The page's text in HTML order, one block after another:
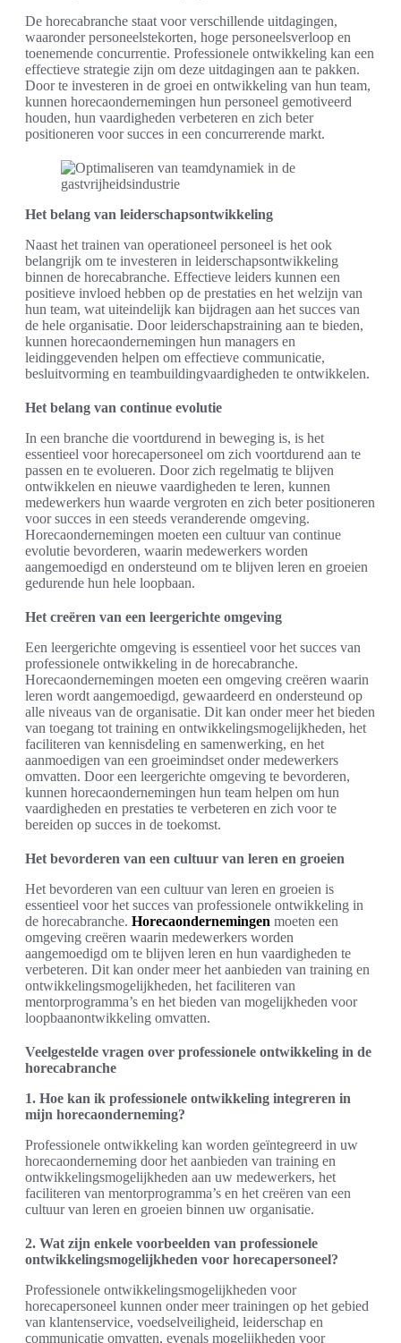
De horecabranche staat voor verschillende uitdagingen,
waaronder personeelstekorten, hoge personeelsverloop en
toenemende concurrentie. Professionele ontwikkeling kan een
effectieve strategie zijn om deze uitdagingen aan te pakken.
Door te investeren in de groei en ontwikkeling van hun team,
kunnen horecaondernemingen hun personeel gemotiveerd
houden, hun vaardigheden verbeteren en zich beter
positioneren voor succes in een concurrerende markt.
Het belang van leiderschapsontwikkeling
Naast het trainen van operationeel personeel is het ook
belangrijk om te investeren in leiderschapsontwikkeling
binnen de horecabranche. Effectieve leiders kunnen een
positieve invloed hebben op de prestaties en het welzijn van
hun team, wat uiteindelijk kan bijdragen aan het succes van
de hele organisatie. Door leiderschapstraining aan te bieden,
kunnen horecaondernemingen hun managers en
leidinggevenden helpen om effectieve communicatie,
besluitvorming en teambuildingvaardigheden te ontwikkelen.
Het belang van continue evolutie
In een branche die voortdurend in beweging is, is het
essentieel voor horecapersoneel om zich voortdurend aan te
passen en te evolueren. Door zich regelmatig te blijven
ontwikkelen en nieuwe vaardigheden te leren, kunnen
medewerkers hun waarde vergroten en zich beter positioneren
voor succes in een steeds veranderende omgeving.
Horecaondernemingen moeten een cultuur van continue
evolutie bevorderen, waarin medewerkers worden
aangemoedigd en ondersteund om te blijven leren en groeien
gedurende hun hele loopbaan.
Het creëren van een leergerichte omgeving
Een leergerichte omgeving is essentieel voor het succes van
professionele ontwikkeling in de horecabranche.
Horecaondernemingen moeten een omgeving creëren waarin
leren wordt aangemoedigd, gewaardeerd en ondersteund op
alle niveaus van de organisatie. Dit kan onder meer het bieden
van toegang tot training en ontwikkelingsmogelijkheden, het
faciliteren van kennisdeling en samenwerking, en het
aanmoedigen van een groeimindset onder medewerkers
omvatten. Door een leergerichte omgeving te bevorderen,
kunnen horecaondernemingen hun team helpen om hun
vaardigheden en prestaties te verbeteren en zich voor te
bereiden op succes in de toekomst.
Het bevorderen van een cultuur van leren en groeien
Het bevorderen van een cultuur van leren en groeien is
essentieel voor het succes van professionele ontwikkeling in
de horecabranche. Horecaondernemingen moeten een
omgeving creëren waarin medewerkers worden
aangemoedigd om te blijven leren en hun vaardigheden te
verbeteren. Dit kan onder meer het aanbieden van training en
ontwikkelingsmogelijkheden, het faciliteren van
mentorprogramma’s en het bieden van mogelijkheden voor
loopbaanontwikkeling omvatten.
Veelgestelde vragen over professionele ontwikkeling in de
horecabranche
1. Hoe kan ik professionele ontwikkeling integreren in
mijn horecaonderneming?
Professionele ontwikkeling kan worden geïntegreerd in uw
horecaonderneming door het aanbieden van training en
ontwikkelingsmogelijkheden aan uw medewerkers, het
faciliteren van mentorprogramma’s en het creëren van een
cultuur van leren en groeien binnen uw organisatie.
2. Wat zijn enkele voorbeelden van professionele
ontwikkelingsmogelijkheden voor horecapersoneel?
Professionele ontwikkelingsmogelijkheden voor
horecapersoneel kunnen onder meer trainingen op het gebied
van klantenservice, voedselveiligheid, leiderschap en
communicatie omvatten, evenals mogelijkheden voor